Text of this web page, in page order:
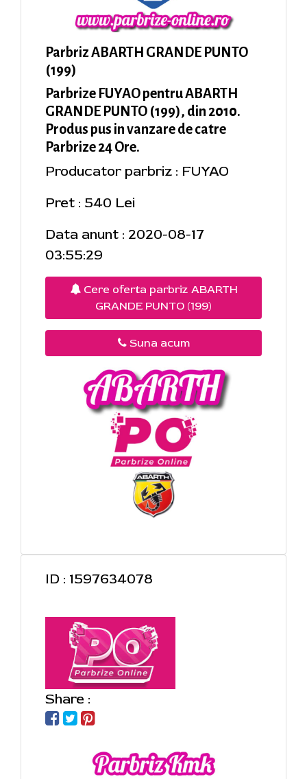
Parbriz ABARTH GRANDE PUNTO
(199)
Parbrize FUYAO pentru ABARTH
GRANDE PUNTO (199), din 2010.
Produs pus in vanzare de catre
Parbrize 24 Ore.
Producator parbriz : FUYAO
Pret : 540 Lei
Data anunt : 2020-08-17
03:55:29
Cere oferta parbriz ABARTH
GRANDE PUNTO (199)
Suna acum
ID : 1597634078
Share :